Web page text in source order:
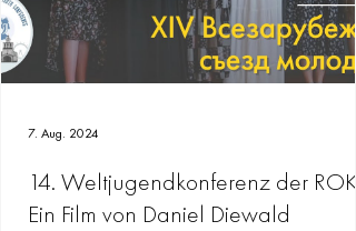
14. Weltjugendkonferenz der
Ein Film von Daniel Diewald
7. Aug. 2024